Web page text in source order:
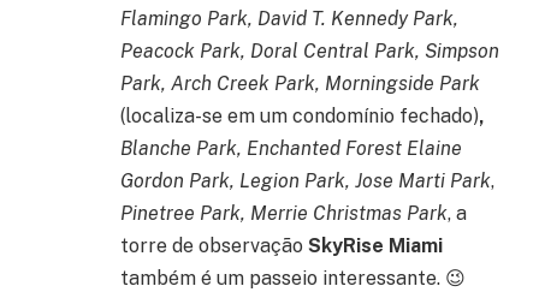
Flamingo Park, David T. Kennedy Park,
Peacock Park, Doral Central Park, Simpson
Park, Arch Creek Park, Morningside Park
(localiza-se em um condomínio fechado),
Blanche Park, Enchanted Forest Elaine
Gordon Park, Legion Park, Jose Marti Park,
Pinetree Park, Merrie Christmas Park, a
torre de observação SkyRise Miami
também é um passeio interessante. 😉